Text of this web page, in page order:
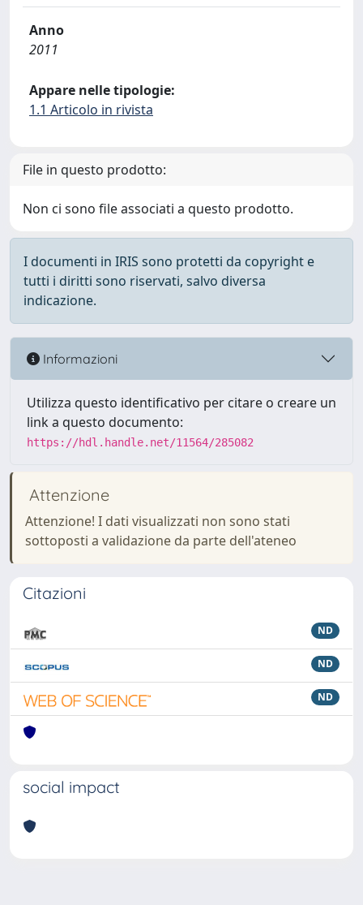
Anno
2011
Appare nelle tipologie:
1.1 Articolo in rivista
File in questo prodotto:
Non ci sono file associati a questo prodotto.
I documenti in IRIS sono protetti da copyright e
tutti i diritti sono riservati, salvo diversa
indicazione.
Informazioni
Utilizza questo identificativo per citare o creare un
link a questo documento:
https://hdl.handle.net/11564/285082
Attenzione
Attenzione! I dati visualizzati non sono stati
sottoposti a validazione da parte dell'ateneo
Citazioni
ND
ND
ND
social impact